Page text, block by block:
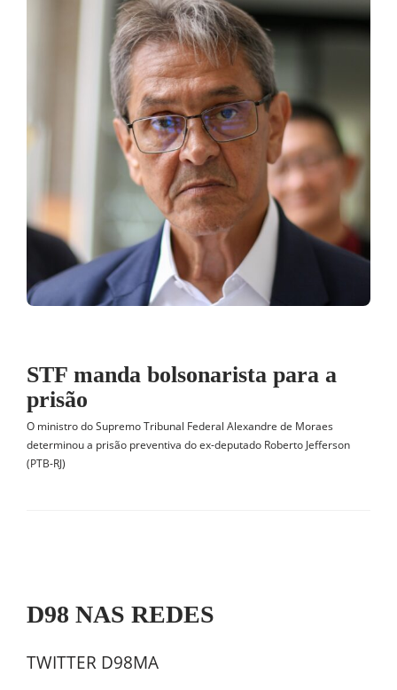
STF manda bolsonarista para a
prisão
O ministro do Supremo Tribunal Federal Alexandre de Moraes
determinou a prisão preventiva do ex-deputado Roberto Jefferson
(PTB-RJ)
D98 NAS REDES
TWITTER D98MA